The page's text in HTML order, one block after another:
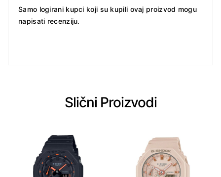
Samo logirani kupci koji su kupili ovaj proizvod mogu
napisati recenziju.
Slični Proizvodi